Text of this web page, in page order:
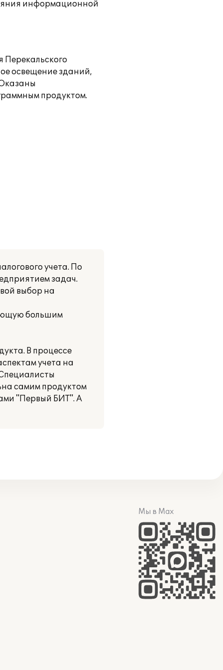
информационной
освещение зданий,
продуктом.
учета. По
задач.
выбор на
большим
В процессе
учета на
самим продуктом
"Первый БИТ". А
Мы в Max